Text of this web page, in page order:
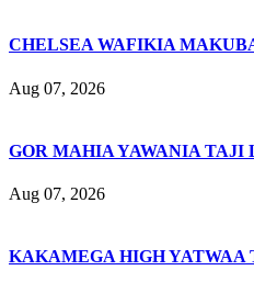
CHELSEA WAFIKIA
Aug 07, 2026
GOR MAHIA YAWANIA
Aug 07, 2026
KAKAMEGA HIGH YATWAA